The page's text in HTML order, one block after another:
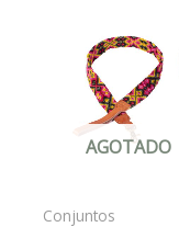
AGOTADO
Conjuntos